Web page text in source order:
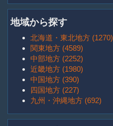
地域から探す
北海道・東北地方 (1270)
関東地方 (4589)
中部地方 (2252)
近畿地方 (1980)
中国地方 (390)
四国地方 (227)
九州・沖縄地方 (692)